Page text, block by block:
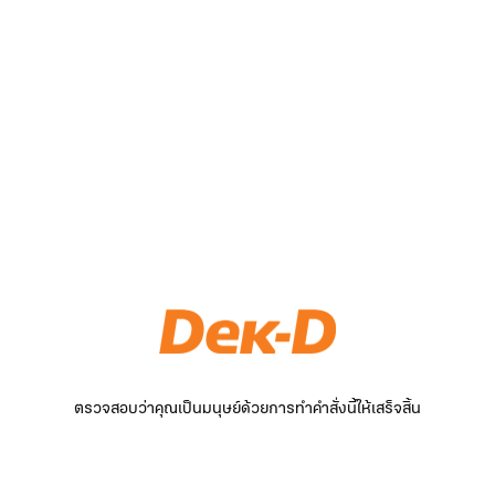
ตรวจสอบว่าคุณเป็นมนุษย์ด้วยการทำคำสั่งนี้ให้เสร็จสิ้น